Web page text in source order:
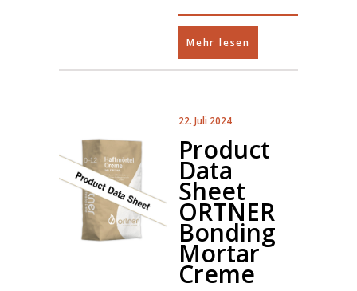
Mehr lesen
22. Juli 2024
Product
Data
Sheet
ORTNER
Bonding
Mortar
Creme